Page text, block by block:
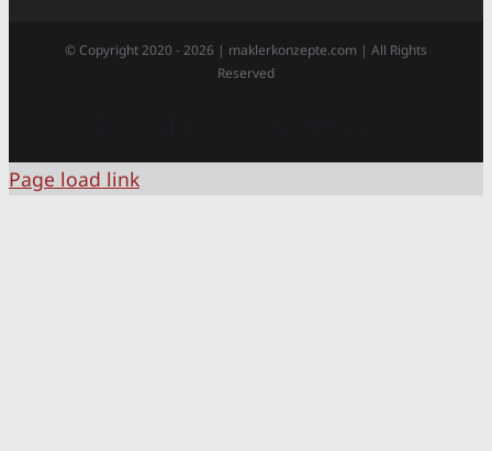
© Copyright 2020 - 2026 | maklerkonzepte.com | All Rights
Reserved
Page load link